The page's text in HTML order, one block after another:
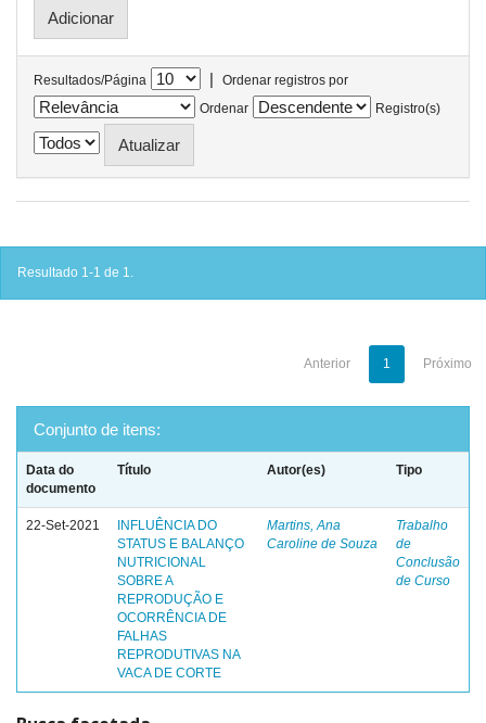
Resultados/Página |
Ordenar registros por
Ordenar
Registro(s)
Resultado 1-1 de 1.
Anterior 1 Próximo
Conjunto de itens:
Data do
documento
Título Autor(es) Tipo
22-Set-2021
INFLUÊNCIA DO
STATUS E BALANÇO
NUTRICIONAL
SOBRE A
REPRODUÇÃO E
OCORRÊNCIA DE
FALHAS
REPRODUTIVAS NA
VACA DE CORTE
Martins, Ana
Caroline de Souza
Trabalho
de
Conclusão
de Curso